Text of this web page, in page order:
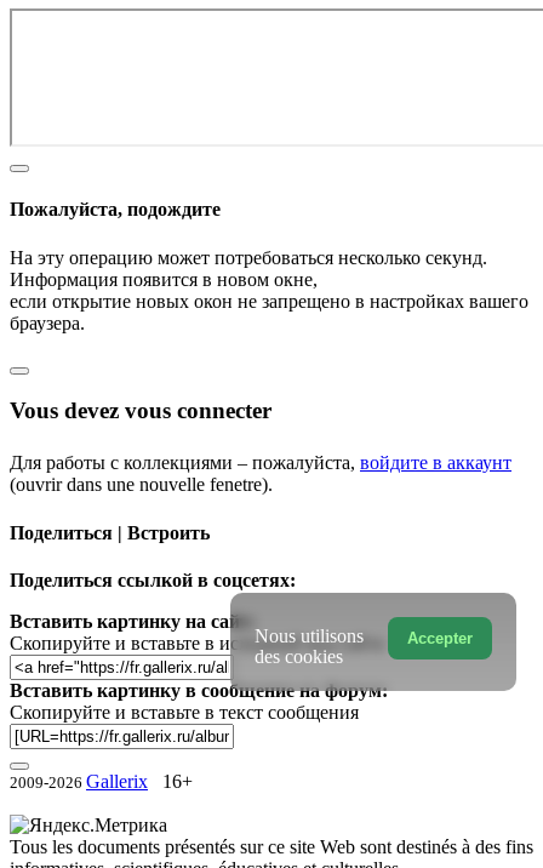
Пожалуйста, подождите
На эту операцию может потребоваться несколько секунд.
Информация появится в новом окне,
если открытие новых окон не запрещено в настройках вашего
браузера.
Vous devez vous connecter
Для работы с коллекциями – пожалуйста, войдите в аккаунт
(ouvrir dans une nouvelle fenetre).
Поделиться | Встроить
Поделиться ссылкой в соцсетях:
Вставить картинку на сайт:
Скопируйте и вставьте в исходный код сайта
Вставить картинку в сообщение на форум:
Скопируйте и вставьте в текст сообщения
2009-2026 Gallerix 16+
Tous les documents présentés sur ce site Web sont destinés à des fins
Accepter
Nous utilisons
des cookies